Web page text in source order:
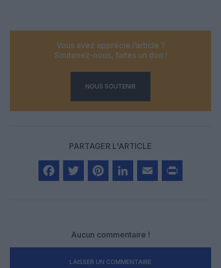
Vous avez apprécié l’article ?
Soutenez-nous, faites un don !
NOUS SOUTENIR
PARTAGER L'ARTICLE
Aucun commentaire !
LAISSER UN COMMENTAIRE